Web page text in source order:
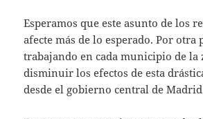
Esperamos que este asunto de los
afecte más de lo esperado. Por otra
trabajando en cada municipio de la
disminuir los efectos de esta
desde el gobierno central de